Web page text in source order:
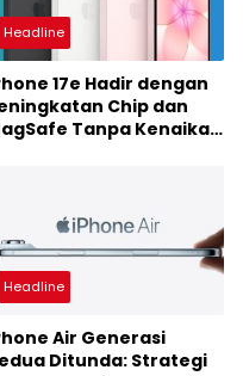
Headline
17e Hadir dengan
Chip dan
Tanpa Kenaikan
Headline
Air Generasi
Ditunda: Strategi